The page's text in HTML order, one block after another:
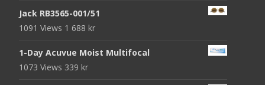
Jack RB3565-001/51
1091 Views 1 688 kr
1-Day Acuvue Moist Multifocal
1073 Views 339 kr